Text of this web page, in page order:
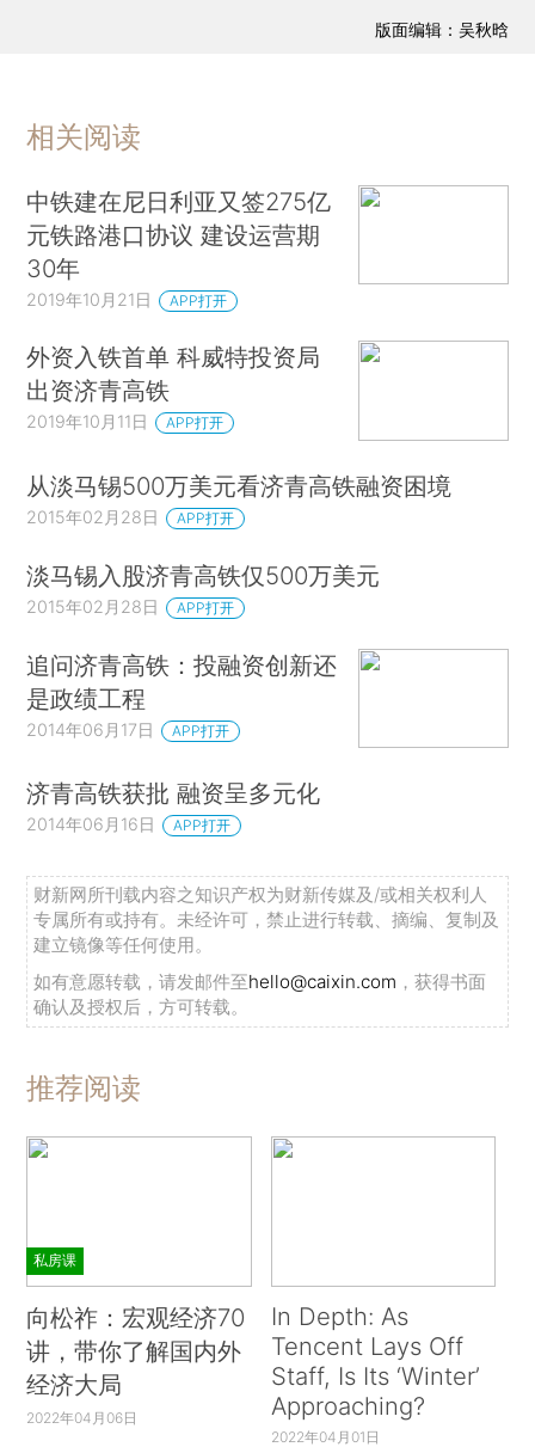
版面编辑：吴秋晗
相关阅读
中铁建在尼日利亚又签275亿
元铁路港口协议 建设运营期
30年
2019年10月21日 APP打开
外资入铁首单 科威特投资局
出资济青高铁
2019年10月11日 APP打开
从淡马锡500万美元看济青高铁融资困境
2015年02月28日 APP打开
淡马锡入股济青高铁仅500万美元
2015年02月28日 APP打开
追问济青高铁：投融资创新还
是政绩工程
2014年06月17日 APP打开
济青高铁获批 融资呈多元化
2014年06月16日 APP打开
财新网所刊载内容之知识产权为财新传媒及/或相关权利人
专属所有或持有。未经许可，禁止进行转载、摘编、复制及
建立镜像等任何使用。
如有意愿转载，请发邮件至hello@caixin.com ，获得书面
确认及授权后，方可转载。
推荐阅读
私房课
向松祚：宏观经济70
讲，带你了解国内外
经济大局
2022年04月06日
In Depth: As
Tencent Lays Off
Staff, Is Its ‘Winter’
Approaching?
2022年04月01日